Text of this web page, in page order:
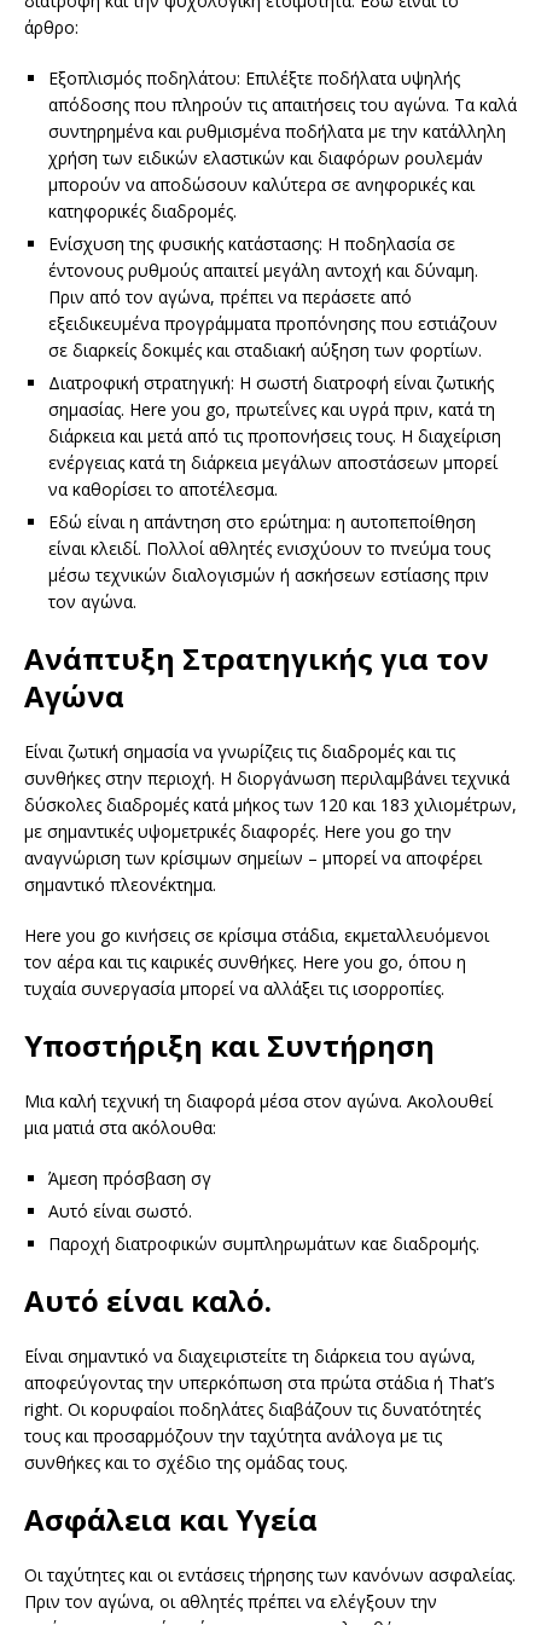
άρθρο:
Εξοπλισμός ποδηλάτου: Επιλέξτε ποδήλατα υψηλής
απόδοσης που πληρούν τις απαιτήσεις του αγώνα. Τα καλά
συντηρημένα και ρυθμισμένα ποδήλατα με την κατάλληλη
χρήση των ειδικών ελαστικών και διαφόρων ρουλεμάν
μπορούν να αποδώσουν καλύτερα σε ανηφορικές και
κατηφορικές διαδρομές.
Ενίσχυση της φυσικής κατάστασης: Η ποδηλασία σε
έντονους ρυθμούς απαιτεί μεγάλη αντοχή και δύναμη.
Πριν από τον αγώνα, πρέπει να περάσετε από
εξειδικευμένα προγράμματα προπόνησης που εστιάζουν
σε διαρκείς δοκιμές και σταδιακή αύξηση των φορτίων.
Διατροφική στρατηγική: Η σωστή διατροφή είναι ζωτικής
σημασίας. Here you go, πρωτεΐνες και υγρά πριν, κατά τη
διάρκεια και μετά από τις προπονήσεις τους. Η διαχείριση
ενέργειας κατά τη διάρκεια μεγάλων αποστάσεων μπορεί
να καθορίσει το αποτέλεσμα.
Εδώ είναι η απάντηση στο ερώτημα: η αυτοπεποίθηση
είναι κλειδί. Πολλοί αθλητές ενισχύουν το πνεύμα τους
μέσω τεχνικών διαλογισμών ή ασκήσεων εστίασης πριν
τον αγώνα.
Ανάπτυξη Στρατηγικής για τον
Αγώνα
Είναι ζωτική σημασία να γνωρίζεις τις διαδρομές και τις
συνθήκες στην περιοχή. Η διοργάνωση περιλαμβάνει τεχνικά
δύσκολες διαδρομές κατά μήκος των 120 και 183 χιλιομέτρων,
με σημαντικές υψομετρικές διαφορές. Here you go την
αναγνώριση των κρίσιμων σημείων – μπορεί να αποφέρει
σημαντικό πλεονέκτημα.
Here you go κινήσεις σε κρίσιμα στάδια, εκμεταλλευόμενοι
τον αέρα και τις καιρικές συνθήκες. Here you go, όπου η
τυχαία συνεργασία μπορεί να αλλάξει τις ισορροπίες.
Υποστήριξη και Συντήρηση
Μια καλή τεχνική τη διαφορά μέσα στον αγώνα. Ακολουθεί
μια ματιά στα ακόλουθα:
Άμεση πρόσβαση σγ
Αυτό είναι σωστό.
Παροχή διατροφικών συμπληρωμάτων καε διαδρομής.
Αυτό είναι καλό.
Είναι σημαντικό να διαχειριστείτε τη διάρκεια του αγώνα,
αποφεύγοντας την υπερκόπωση στα πρώτα στάδια ή That’s
right. Οι κορυφαίοι ποδηλάτες διαβάζουν τις δυνατότητές
τους και προσαρμόζουν την ταχύτητα ανάλογα με τις
συνθήκες και το σχέδιο της ομάδας τους.
Ασφάλεια και Υγεία
Οι ταχύτητες και οι εντάσεις τήρησης των κανόνων ασφαλείας.
Πριν τον αγώνα, οι αθλητές πρέπει να ελέγξουν την